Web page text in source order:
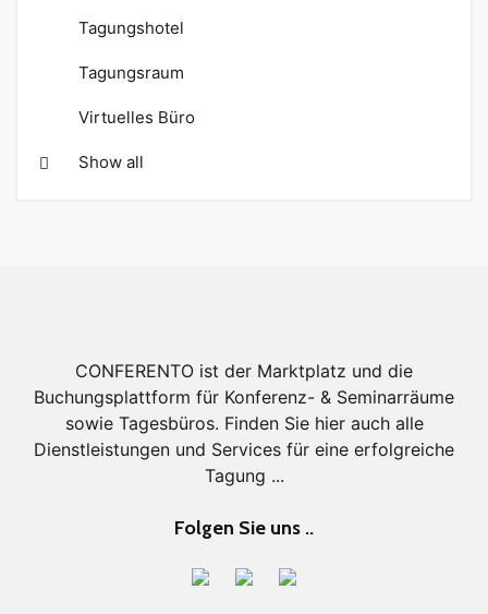
Tagungshotel
Tagungsraum
Virtuelles Büro
Show all
CONFERENTO ist der Marktplatz und die
Buchungsplattform für Konferenz- & Seminarräume
sowie Tagesbüros. Finden Sie hier auch alle
Dienstleistungen und Services für eine erfolgreiche
Tagung ...
Folgen Sie uns ..